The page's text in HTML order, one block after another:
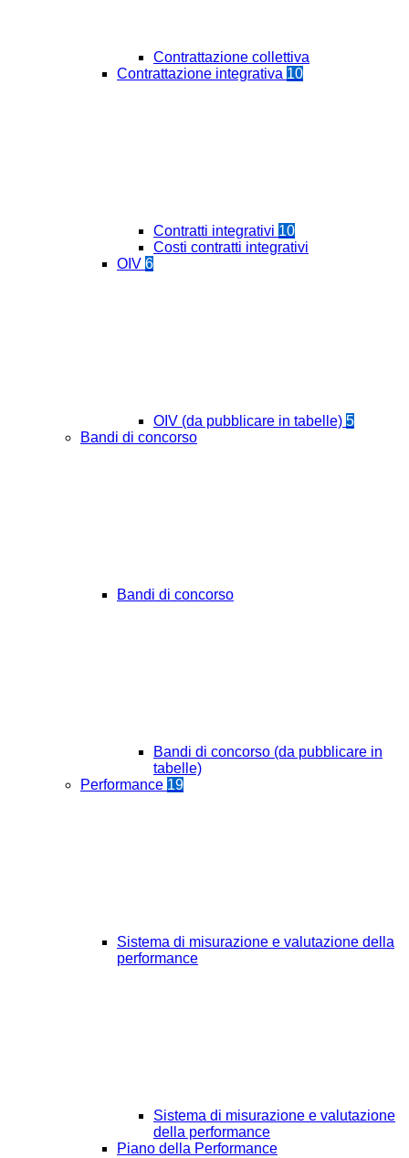
Contrattazione collettiva
Contrattazione integrativa 10
Contratti integrativi 10
Costi contratti integrativi
OIV 6
OIV (da pubblicare in tabelle) 5
Bandi di concorso
Bandi di concorso
Bandi di concorso (da pubblicare in
tabelle)
Performance 19
Sistema di misurazione e valutazione della
performance
Sistema di misurazione e valutazione
della performance
Piano della Performance